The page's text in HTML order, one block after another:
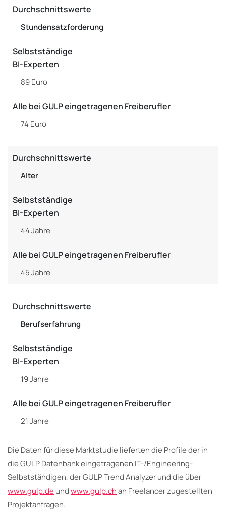
Durchschnittswerte
Stundensatzforderung
Selbstständige
BI-Experten
89 Euro
Alle bei GULP eingetragenen Freiberufler
74 Euro
Durchschnittswerte
Alter
Selbstständige
BI-Experten
44 Jahre
Alle bei GULP eingetragenen Freiberufler
45 Jahre
Durchschnittswerte
Berufserfahrung
Selbstständige
BI-Experten
19 Jahre
Alle bei GULP eingetragenen Freiberufler
21 Jahre
Die Daten für diese Marktstudie lieferten die Profile der in
die GULP Datenbank eingetragenen IT-/Engineering-
Selbstständigen, der GULP Trend Analyzer und die über
www.gulp.deundwww.gulp.chan Freelancer zugestellten
Projektanfragen.